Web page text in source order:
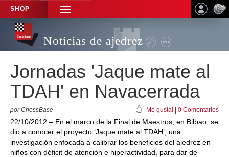
SHOP
TOGGLE
NAVIGATION
Noticias de ajedrez
Jornadas 'Jaque mate al
TDAH' en Navacerrada
por ChessBase Me gusta! 0 Comentarios
22/10/2012 – En el marco de la Final de Maestros, en Bilbao, se
dio a conocer el proyecto ‘Jaque mate al TDAH’, una
investigación enfocada a calibrar los beneficios del ajedrez en
niños con déficit de atención e hiperactividad, para dar de